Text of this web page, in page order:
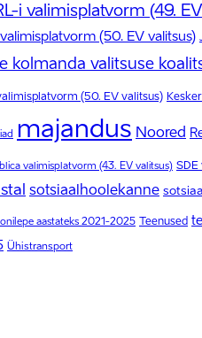
i valimisplatvorm (49.
valimisplatvorm (50. EV valitsus)
kolmanda valitsuse
(50. EV valitsus)
majandus Noored
valimisplatvorm (43. EV valitsus) SDE
sotsiaalhoolekanne
aastateks 2021-2025 Teenused
Ühistransport